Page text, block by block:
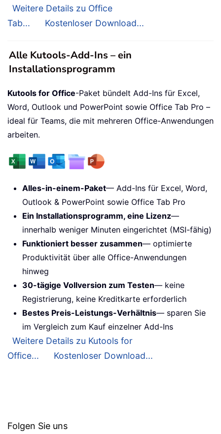
Weitere Details zu Office
Tab...
Kostenloser Download...
Alle Kutools-Add-Ins – ein
Installationsprogramm
Kutools for Office-Paket bündelt Add-Ins für Excel,
Word, Outlook und PowerPoint sowie Office Tab Pro –
ideal für Teams, die mit mehreren Office-Anwendungen
arbeiten.
Alles-in-einem-Paket— Add-Ins für Excel, Word,
Outlook & PowerPoint sowie Office Tab Pro
Ein Installationsprogramm, eine Lizenz—
innerhalb weniger Minuten eingerichtet (MSI-fähig)
Funktioniert besser zusammen— optimierte
Produktivität über alle Office-Anwendungen
hinweg
30-tägige Vollversion zum Testen— keine
Registrierung, keine Kreditkarte erforderlich
Bestes Preis-Leistungs-Verhältnis— sparen Sie
im Vergleich zum Kauf einzelner Add-Ins
Weitere Details zu Kutools for
Office...
Kostenloser Download...
Folgen Sie uns